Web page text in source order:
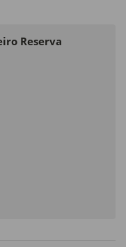
Reserva